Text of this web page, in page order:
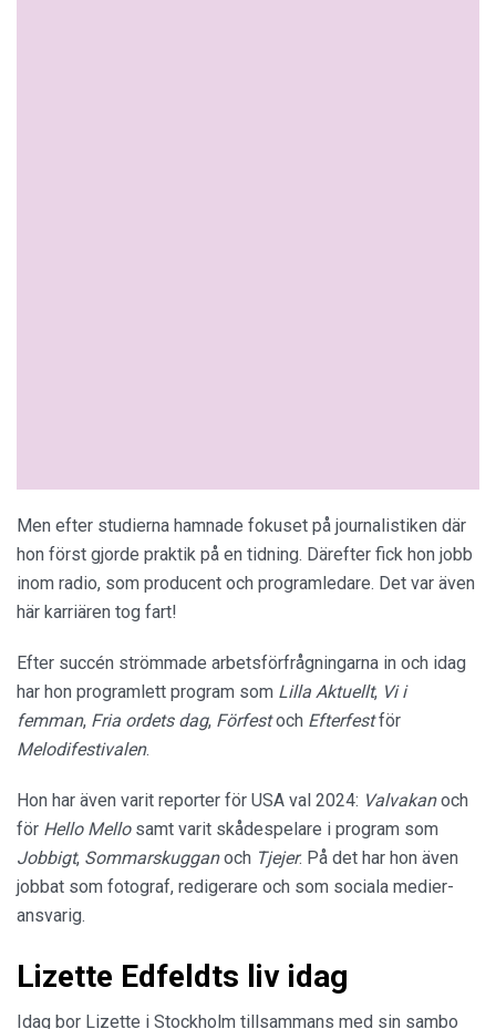
Men efter studierna hamnade fokuset på journalistiken där
hon först gjorde praktik på en tidning. Därefter fick hon jobb
inom radio, som producent och programledare. Det var även
här karriären tog fart!
Efter succén strömmade arbetsförfrågningarna in och idag
har hon programlett program som Lilla Aktuellt, Vi i
femman, Fria ordets dag, Förfestoch Efterfestför
Melodifestivalen.
Hon har även varit reporter för USA val 2024: Valvakanoch
för Hello Mello samt varit skådespelare i program som
Jobbigt, Sommarskugganoch Tjejer. På det har hon även
jobbat som fotograf, redigerare och som sociala medier-
ansvarig.
Lizette Edfeldts liv idag
Idag bor Lizette i Stockholm tillsammans med sin sambo